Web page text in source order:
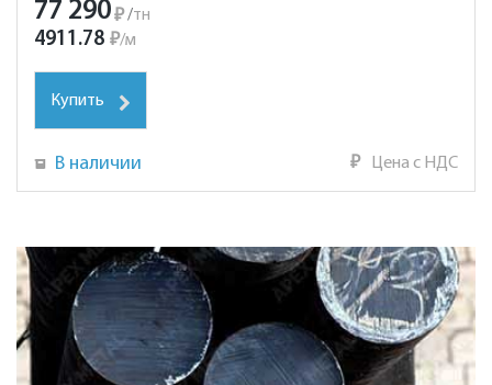
77 290₽ /тн
4911.78 ₽/м
Купить
В наличии ₽ Цена с НДС